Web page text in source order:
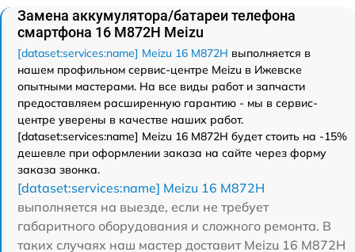
Замена аккумулятора/батареи телефона
смартфона 16 M872H Meizu
[dataset:services:name] Meizu 16 M872H выполняется в
нашем профильном сервис-центре Meizu в Ижевске
опытными мастерами. На все виды работ и запчасти
предоставляем расширенную гарантию - мы в сервис-
центре уверены в качестве наших работ.
[dataset:services:name] Meizu 16 M872H будет стоить на -15%
дешевле при оформлении заказа на сайте через форму
заказа звонка.
[dataset:services:name] Meizu 16 M872H
выполняется на выезде, если не требует
габаритного оборудования и сложного ремонта. В
таких случаях наш мастер доставит Meizu 16 M872H